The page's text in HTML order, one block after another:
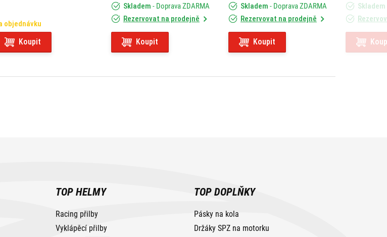
objednávku
Koupit
Skladem - Doprava ZDARMA
Rezervovat na prodejně
Koupit
Skladem - Doprava ZDARMA
Rezervovat na prodejně
Koupit
Skladem
TOP HELMY
Racing přilby
Vyklápěcí přilby
TOP DOPLŇKY
Pásky na kola
Držáky SPZ na motorku